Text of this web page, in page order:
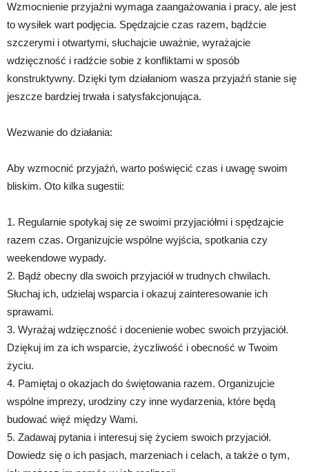
Wzmocnienie przyjaźni wymaga zaangażowania i pracy, ale jest
to wysiłek wart podjęcia. Spędzajcie czas razem, bądźcie
szczerymi i otwartymi, słuchajcie uważnie, wyrażajcie
wdzięczność i radźcie sobie z konfliktami w sposób
konstruktywny. Dzięki tym działaniom wasza przyjaźń stanie się
jeszcze bardziej trwała i satysfakcjonująca.
Wezwanie do działania:
Aby wzmocnić przyjaźń, warto poświęcić czas i uwagę swoim
bliskim. Oto kilka sugestii:
1. Regularnie spotykaj się ze swoimi przyjaciółmi i spędzajcie
razem czas. Organizujcie wspólne wyjścia, spotkania czy
weekendowe wypady.
2. Bądź obecny dla swoich przyjaciół w trudnych chwilach.
Słuchaj ich, udzielaj wsparcia i okazuj zainteresowanie ich
sprawami.
3. Wyrażaj wdzięczność i docenienie wobec swoich przyjaciół.
Dziękuj im za ich wsparcie, życzliwość i obecność w Twoim
życiu.
4. Pamiętaj o okazjach do świętowania razem. Organizujcie
wspólne imprezy, urodziny czy inne wydarzenia, które będą
budować więź między Wami.
5. Zadawaj pytania i interesuj się życiem swoich przyjaciół.
Dowiedz się o ich pasjach, marzeniach i celach, a także o tym,